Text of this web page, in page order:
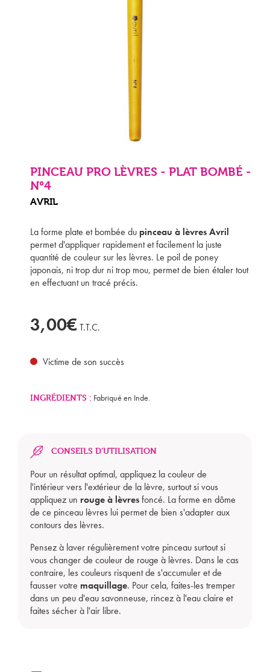
PINCEAU PRO LÈVRES - PLAT BOMBÉ -
N°4
AVRIL
La forme plate et bombée du pinceau à lèvres Avril
permet d'appliquer rapidement et facilement la juste
quantité de couleur sur les lèvres. Le poil de poney
japonais, ni trop dur ni trop mou, permet de bien étaler tout
en effectuant un tracé précis.
3,00€ T.T.C.
Victime de son succès
INGRÉDIENTS : Fabriqué en Inde.
CONSEILS D'UTILISATION
Pour un résultat optimal, appliquez la couleur de
l'intérieur vers l'extérieur de la lèvre, surtout si vous
appliquez un rouge à lèvresfoncé. La forme en dôme
de ce pinceau lèvres lui permet de bien s'adapter aux
contours des lèvres.
Pensez à laver régulièrement votre pinceau surtout si
vous changer de couleur de rouge à lèvres. Dans le cas
contraire, les couleurs risquent de s'accumuler et de
fausser votre maquillage. Pour cela, faites-les tremper
dans un peu d'eau savonneuse, rincez à l'eau claire et
faites sécher à l'air libre.